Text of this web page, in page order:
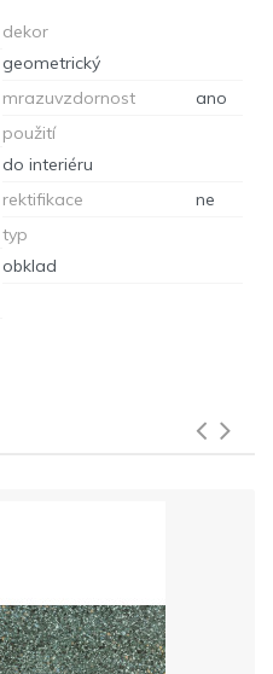
dekor
geometrický
mrazuvzdornost
ano
použití
do interiéru
rektifikace
ne
typ
obklad